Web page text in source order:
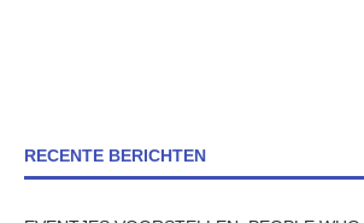
RECENTE BERICHTEN